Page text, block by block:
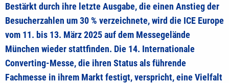
Bestärkt durch ihre letzte Ausgabe, die einen Anstieg der
Besucherzahlen um 30 % verzeichnete, wird die ICE Europe
vom 11. bis 13. März 2025auf dem Messegelände
München wieder stattfinden. Die 14. Internationale
Converting-Messe, die ihren Status als führende
Fachmesse in ihrem Markt festigt, verspricht, eine Vielfalt